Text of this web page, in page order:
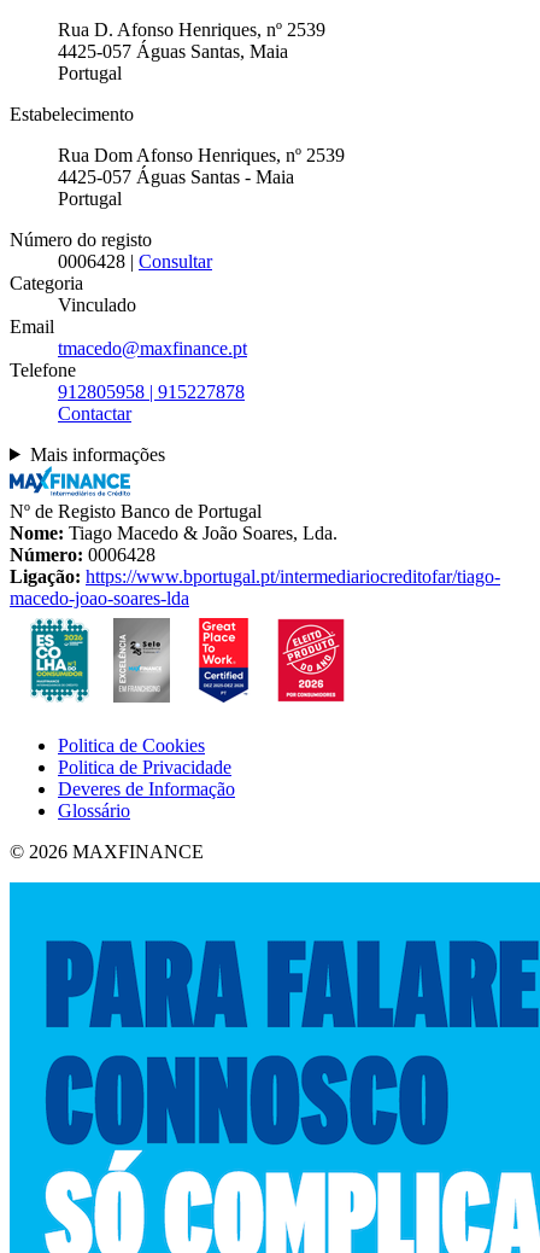
Rua D. Afonso Henriques, nº 2539
4425-057 Águas Santas, Maia
Portugal
Estabelecimento
Rua Dom Afonso Henriques, nº 2539
4425-057 Águas Santas - Maia
Portugal
Número do registo
0006428 | Consultar
Categoria
Vinculado
Email
tmacedo@maxfinance.pt
Telefone
912805958 | 915227878
Contactar
Mais informações
Nº de Registo Banco de Portugal
Nome: Tiago Macedo & João Soares, Lda.
Número: 0006428
Ligação: https://www.bportugal.pt/intermediariocreditofar/tiago-
macedo-joao-soares-lda
Politica de Cookies
Politica de Privacidade
Deveres de Informação
Glossário
© 2026 MAXFINANCE